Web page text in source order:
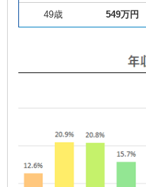
49歳 549万円